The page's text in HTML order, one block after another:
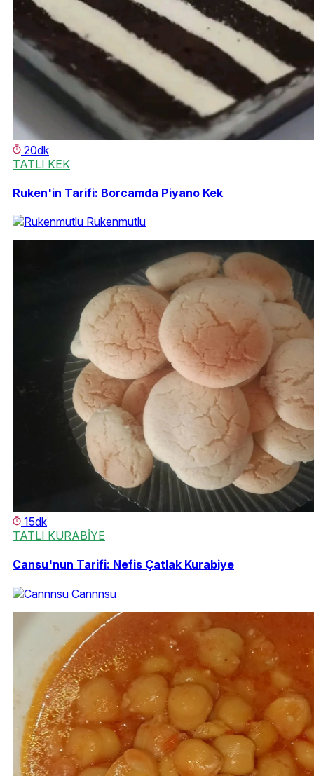
20dk
TATLI KEK
Ruken'in Tarifi: Borcamda Piyano Kek
Rukenmutlu
15dk
TATLI KURABİYE
Cansu'nun Tarifi: Nefis Çatlak Kurabiye
Cannnsu